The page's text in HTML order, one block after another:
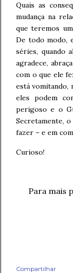
Quais as
mudança na
que teremos
De todo modo,
séries, quando
agradece,
com o que ele
está vomitando,
eles podem
perigoso e o
Secretamente,
fazer – e em
Curioso!
Para mais
Compartilhar